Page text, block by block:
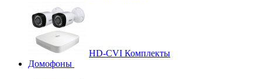
HD-CVI Комплекты
Домофоны